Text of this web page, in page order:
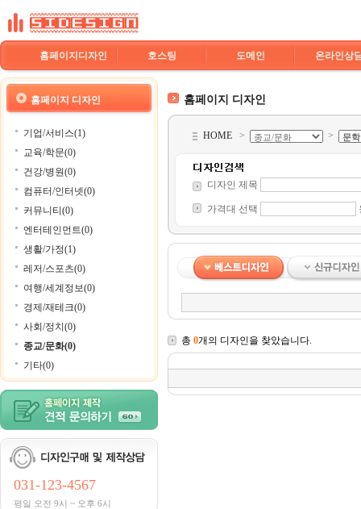
홈페이지디자인 호스팅 도메인 온라인상
홈페이지 디자인
기업/서비스(1)
교육/학문(0)
건강/병원(0)
컴퓨터/인터넷(0)
커뮤니티(0)
엔터테인먼트(0)
생활/가정(1)
레저/스포츠(0)
여행/세계정보(0)
경제/재테크(0)
사회/정치(0)
종교/문화(0)
기타(0)
031-123-4567
평일 오전 9시 ~ 오후 6시
홈페이지 디자인
HOME > >
디자인 제목
가격대 선택
총 0개의 디자인을 찾았습니다.